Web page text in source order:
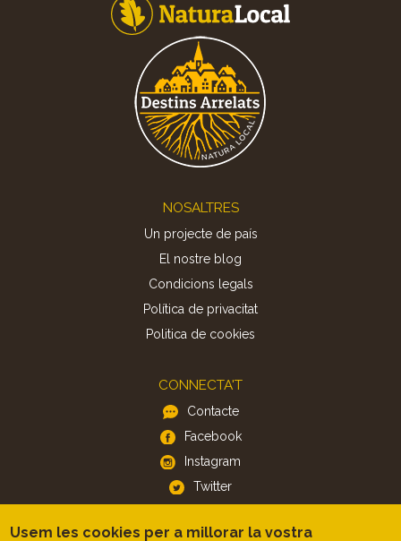
NOSALTRES
Un projecte de país
El nostre blog
Condicions legals
Política de privacitat
Politica de cookies
CONNECTA'T
Contacte
Facebook
Instagram
Twitter
APP
Usem les cookies per a millorar la vostra